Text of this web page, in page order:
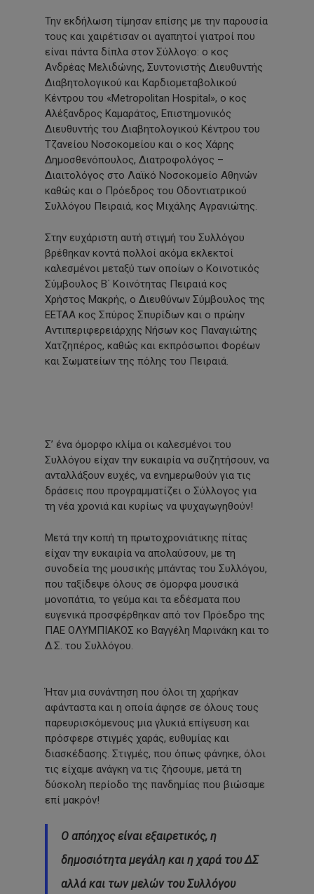
Την εκδήλωση τίμησαν επίσης με την παρουσία
τους και χαιρέτισαν οι αγαπητοί γιατροί που
είναι πάντα δίπλα στον Σύλλογο: ο κος
Ανδρέας Μελιδώνης, Συντονιστής Διευθυντής
Διαβητολογικού και Καρδιομεταβολικού
Κέντρου του «Metropolitan Hospital», ο κος
Αλέξανδρος Καμαράτος, Επιστημονικός
Διευθυντής του Διαβητολογικού Κέντρου του
Τζανείου Νοσοκομείου και ο κος Χάρης
Δημοσθενόπουλος, Διατροφολόγος –
Διαιτολόγος στο Λαϊκό Νοσοκομείο Αθηνών
καθώς και ο Πρόεδρος του Οδοντιατρικού
Συλλόγου Πειραιά, κος Μιχάλης Αγρανιώτης.
Στην ευχάριστη αυτή στιγμή του Συλλόγου
βρέθηκαν κοντά πολλοί ακόμα εκλεκτοί
καλεσμένοι μεταξύ των οποίων ο Κοινοτικός
Σύμβουλος Β΄ Κοινότητας Πειραιά κος
Χρήστος Μακρής, ο Διευθύνων Σύμβουλος της
ΕΕΤΑΑ κος Σπύρος Σπυρίδων και ο πρώην
Αντιπεριφερειάρχης Νήσων κος Παναγιώτης
Χατζηπέρος, καθώς και εκπρόσωποι Φορέων
και Σωματείων της πόλης του Πειραιά.
Σ’ ένα όμορφο κλίμα οι καλεσμένοι του
Συλλόγου είχαν την ευκαιρία να συζητήσουν, να
ανταλλάξουν ευχές, να ενημερωθούν για τις
δράσεις που προγραμματίζει ο Σύλλογος για
τη νέα χρονιά και κυρίως να ψυχαγωγηθούν!
Μετά την κοπή τη πρωτοχρονιάτικης πίτας
είχαν την ευκαιρία να απολαύσουν, με τη
συνοδεία της μουσικής μπάντας του Συλλόγου,
που ταξίδεψε όλους σε όμορφα μουσικά
μονοπάτια, το γεύμα και τα εδέσματα που
ευγενικά προσφέρθηκαν από τον Πρόεδρο της
ΠΑΕ ΟΛΥΜΠΙΑΚΟΣ κο Βαγγέλη Μαρινάκη και το
Δ.Σ. του Συλλόγου.
Ήταν μια συνάντηση που όλοι τη χαρήκαν
αφάνταστα και η οποία άφησε σε όλους τους
παρευρισκόμενους μια γλυκιά επίγευση και
πρόσφερε στιγμές χαράς, ευθυμίας και
διασκέδασης. Στιγμές, που όπως φάνηκε, όλοι
τις είχαμε ανάγκη να τις ζήσουμε, μετά τη
δύσκολη περίοδο της πανδημίας που βιώσαμε
επί μακρόν!
Ο απόηχος είναι εξαιρετικός, η
δημοσιότητα μεγάλη και η χαρά του ΔΣ
αλλά και των μελών του Συλλόγου